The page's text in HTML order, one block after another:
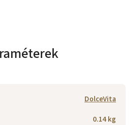
DolceVita
0.14 kg